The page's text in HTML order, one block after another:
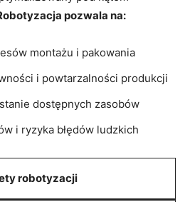
pozwala na:
montażu​ i pakowania
i powtarzalności produkcji
dostępnych ‍zasobów
i ​ryzyka błędów ludzkich
​robotyzacji